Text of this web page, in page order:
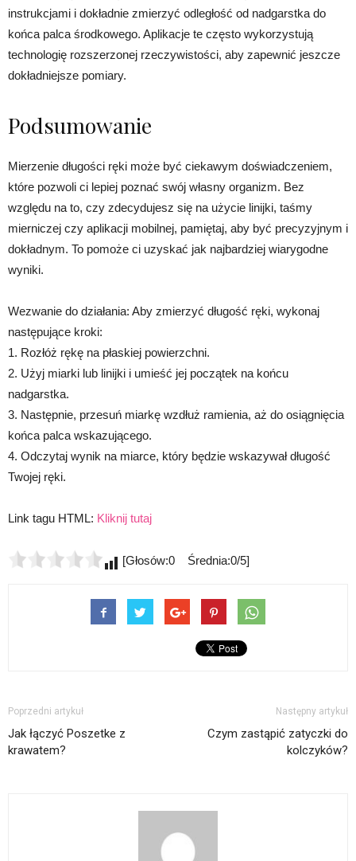
instrukcjami i dokładnie zmierzyć odległość od nadgarstka do
końca palca środkowego. Aplikacje te często wykorzystują
technologię rozszerzonej rzeczywistości, aby zapewnić jeszcze
dokładniejsze pomiary.
Podsumowanie
Mierzenie długości ręki może być ciekawym doświadczeniem,
które pozwoli ci lepiej poznać swój własny organizm. Bez
względu na to, czy zdecydujesz się na użycie linijki, taśmy
mierniczej czy aplikacji mobilnej, pamiętaj, aby być precyzyjnym i
dokładnym. To pomoże ci uzyskać jak najbardziej wiarygodne
wyniki.
Wezwanie do działania: Aby zmierzyć długość ręki, wykonaj
następujące kroki:
1. Rozłóż rękę na płaskiej powierzchni.
2. Użyj miarki lub linijki i umieść jej początek na końcu
nadgarstka.
3. Następnie, przesuń miarkę wzdłuż ramienia, aż do osiągnięcia
końca palca wskazującego.
4. Odczytaj wynik na miarce, który będzie wskazywał długość
Twojej ręki.
Link tagu HTML: Kliknij tutaj
[Głosów:0 Średnia:0/5]
Poprzedni artykuł
Jak łączyć Poszetke z
krawatem?
Następny artykuł
Czym zastąpić zatyczki do
kolczyków?